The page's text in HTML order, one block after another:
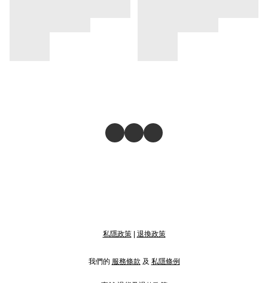
私隱政策| 退換政策
我們的 服務條款 及 私隱條例